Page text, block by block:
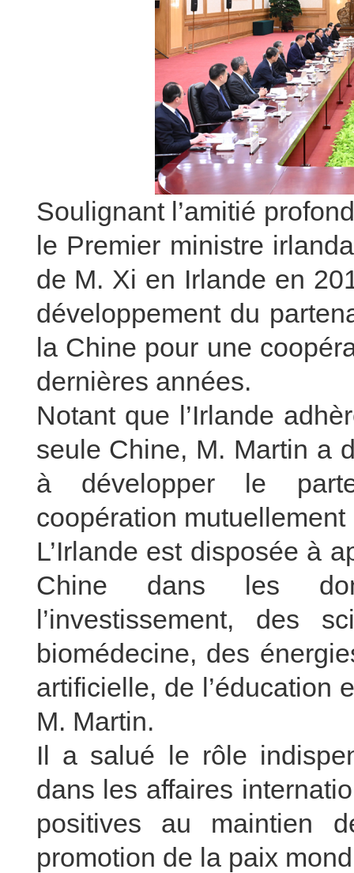
Soulignant l’amitié
le Premier ministre
de M. Xi en Irlande en
développement du
la Chine pour une
dernières années.
Notant que l’Irlande
seule Chine, M. Martin a
à développer le
coopération
L’Irlande est disposée à
Chine dans les
l’investissement, des
biomédecine, des
artificielle, de l’éducation
M. Martin.
Il a salué le rôle
dans les affaires
positives au maintien
promotion de la paix